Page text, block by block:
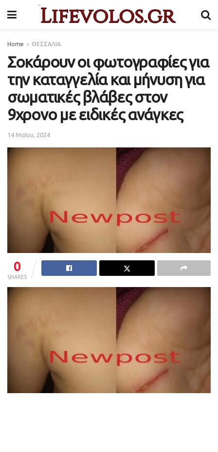
Home ΘΕΣΣΑΛΙΑ
Σοκάρουν οι φωτογραφίες για
την καταγγελία και μήνυση για
σωματικές βλάβες στον
9χρονο με ειδικές ανάγκες
14 Μαΐου, 2024
0
SHARES